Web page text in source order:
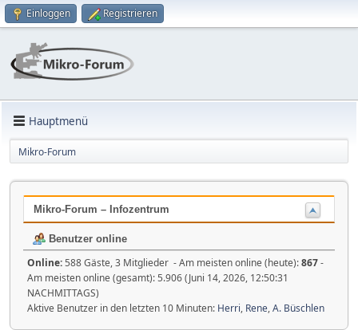
Einloggen Registrieren
Hauptmenü
Mikro-Forum
Mikro-Forum – Infozentrum
Benutzer online
Online:588 Gäste, 3 Mitglieder - Am meisten online (heute):867-
Am meisten online (gesamt): 5.906 (Juni 14, 2026, 12:50:31
NACHMITTAGS)
Aktive Benutzer in den letzten 10 Minuten: Herri, Rene,A. Büschlen